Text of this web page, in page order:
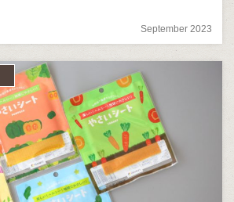
September 2023